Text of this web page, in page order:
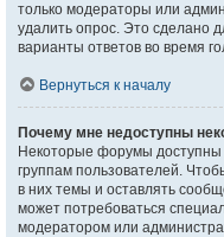
только модераторы или
удалить опрос. Это сделано
варианты ответов во время
Вернуться к началу
Почему мне недоступны
Некоторые форумы доступны
группам пользователей.
в них темы и оставлять
может потребоваться
модератором или